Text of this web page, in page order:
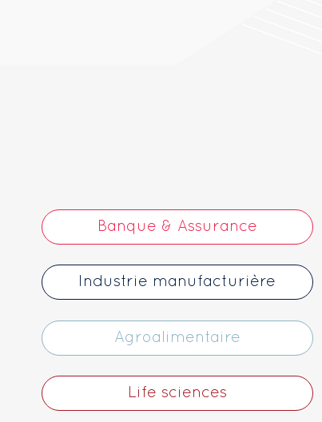
Banque & Assurance
Industrie manufacturière
Agroalimentaire
Life sciences